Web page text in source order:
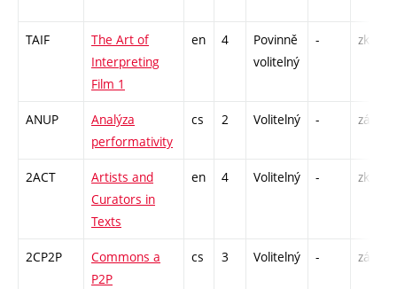
TAIF
The Art of
Interpreting
Film 1
en 4
Povinně
volitelný
- zk
ANUP
Analýza
performativity
cs 2 Volitelný - zá
2ACT
Artists and
Curators in
Texts
en 4 Volitelný - zk
2CP2P
Commons a
P2P
cs 3 Volitelný - zá